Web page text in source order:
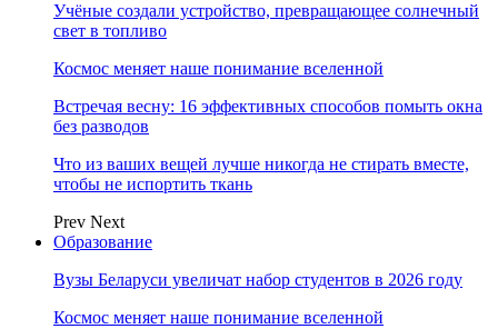
Учёные создали устройство, превращающее солнечный
свет в топливо
Космос меняет наше понимание вселенной
Встречая весну: 16 эффективных способов помыть окна
без разводов
Что из ваших вещей лучше никогда не стирать вместе,
чтобы не испортить ткань
Prev Next
Образование
Вузы Беларуси увеличат набор студентов в 2026 году
Космос меняет наше понимание вселенной